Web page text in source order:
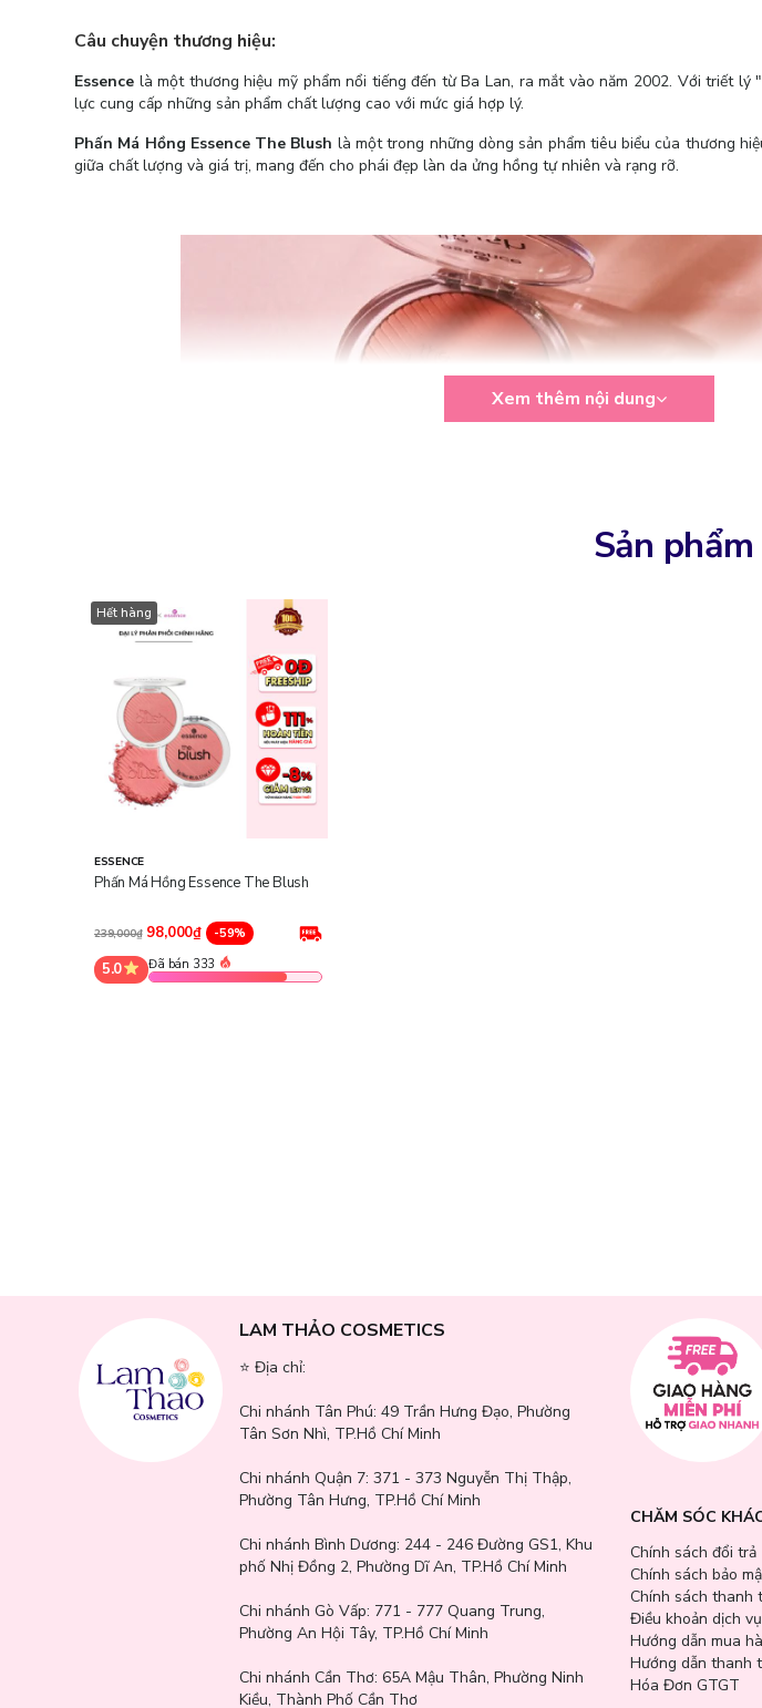
Câu chuyện thương hiệu:
Essence là một thương hiệu mỹ phẩm nổi tiếng đến từ Ba Lan, ra mắt vào năm 2002. Với triết lý
lực cung cấp những sản phẩm chất lượng cao với mức giá hợp lý.
Phấn Má Hồng Essence The Blush là một trong những dòng sản phẩm tiêu biểu của thương
giữa chất lượng và giá trị, mang đến cho phái đẹp làn da ửng hồng tự nhiên và rạng rỡ.
Làn da rạng rỡ: Phấn má hồng này hoàn hảo cho mọi loại da và tông da, giúp làn da thêm phần
Hạt vi phấn nhẹ dễ tán, mịn lì: Giúp phấn dễ dàng tệp vào da, tạo lớp nền mịn màng và tự nhiên.
Kết cấu mềm mượt: Tạo cảm giác thoải mái, có độ ánh sắc tố cao ngọc trai, bám màu lâu trên da,
An toàn, lành tính cho da: Sản phẩm hoàn toàn thuần chay, không chứa paraben, không hạt vi
Xem thêm nội dung
Sản
Hết hàng
ESSENCE
Phấn Má Hồng Essence The Blush
239,000₫ 98,000₫ -59%
5.0 Đã bán 333
LAM THẢO COSMETICS
⭐️ Địa chỉ:
Chi nhánh Tân Phú: 49 Trần Hưng Đạo, Phường
Tân Sơn Nhì, TP.Hồ Chí Minh
Chi nhánh Quận 7: 371 - 373 Nguyễn Thị Thập,
Phường Tân Hưng, TP.Hồ Chí Minh
Chi nhánh Bình Dương: 244 - 246 Đường GS1, Khu
phố Nhị Đồng 2, Phường Dĩ An, TP.Hồ Chí Minh
Chi nhánh Gò Vấp: 771 - 777 Quang Trung,
Phường An Hội Tây, TP.Hồ Chí Minh
Chi nhánh Cần Thơ: 65A Mậu Thân, Phường Ninh
Kiều, Thành Phố Cần Thơ
CHĂM SÓC
Chính sách đổi trả
Chính sách bảo
Chính sách thanh
Điều khoản dịch vụ
Hướng dẫn mua
Hướng dẫn thanh
Hóa Đơn GTGT